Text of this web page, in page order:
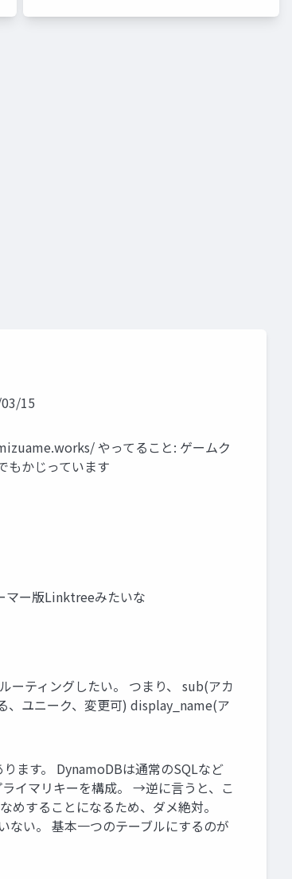
15
やってること: ゲームク
もかじっています
マー版Linktreeみたいな
ティングしたい。 つまり、 sub(アカ
、ユニーク、変更可) display_name(ア
ます。 DynamoDBは通常のSQLなど
イマリキーを構成。 →逆に言うと、こ
することになるため、ダメ絶対。
い。 基本一つのテーブルにするのが